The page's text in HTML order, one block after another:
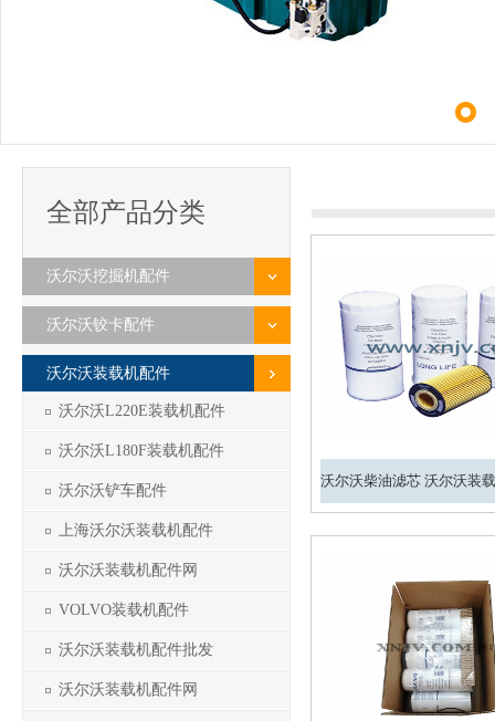
全部产品分类
沃尔沃挖掘机配件
沃尔沃铰卡配件
沃尔沃装载机配件
沃尔沃L220E装载机配件
沃尔沃L180F装载机配件
沃尔沃铲车配件
上海沃尔沃装载机配件
沃尔沃装载机配件网
VOLVO装载机配件
沃尔沃装载机配件批发
沃尔沃装载机配件网